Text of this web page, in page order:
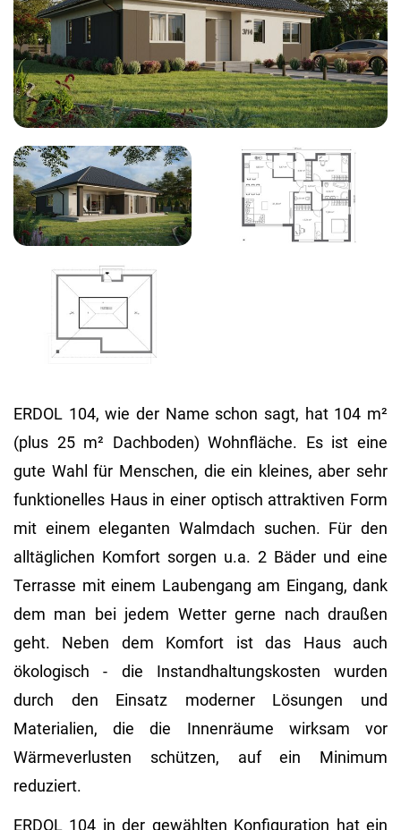
ERDOL 104, wie der Name schon sagt, hat 104 m²
(plus 25 m² Dachboden) Wohnfläche. Es ist eine
gute Wahl für Menschen, die ein kleines, aber sehr
funktionelles Haus in einer optisch attraktiven Form
mit einem eleganten Walmdach suchen. Für den
alltäglichen Komfort sorgen u.a. 2 Bäder und eine
Terrasse mit einem Laubengang am Eingang, dank
dem man bei jedem Wetter gerne nach draußen
geht. Neben dem Komfort ist das Haus auch
ökologisch - die Instandhaltungskosten wurden
durch den Einsatz moderner Lösungen und
Materialien, die die Innenräume wirksam vor
Wärmeverlusten schützen, auf ein Minimum
reduziert.
ERDOL 104 in der gewählten Konfiguration hat ein